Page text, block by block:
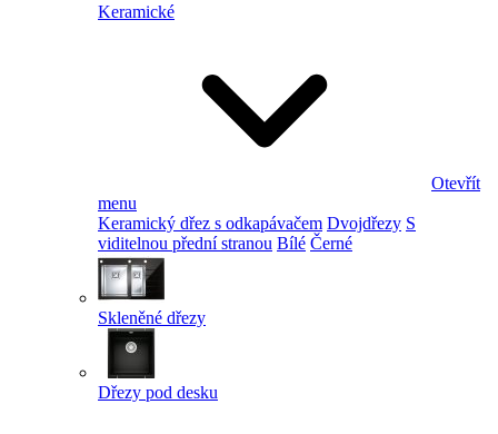
Keramické
Otevřít
menu
Keramický dřez s odkapávačem Dvojdřezy S
viditelnou přední stranou Bílé Černé
Skleněné dřezy
Dřezy pod desku